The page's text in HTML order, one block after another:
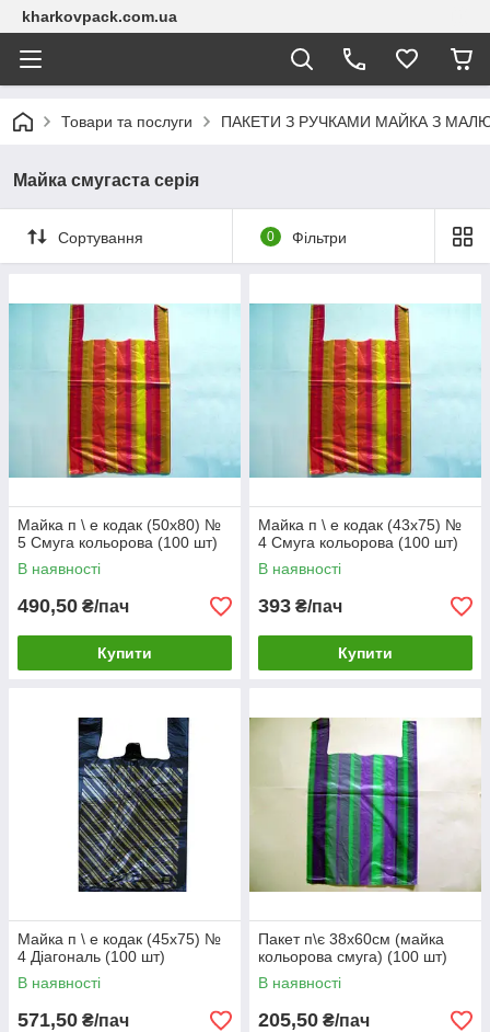
kharkovpack.com.ua
Товари та послуги ПАКЕТИ З РУЧКАМИ МАЙКА З
Майка смугаста серія
Сортування 0 Фільтри
Майка п \ е кодак (50х80) №
5 Смуга кольорова (100 шт)
В наявності
490,50 ₴/пач
Купити
Майка п \ е кодак (43х75) №
4 Смуга кольорова (100 шт)
В наявності
393 ₴/пач
Купити
Майка п \ е кодак (45х75) №
4 Діагональ (100 шт)
В наявності
571,50 ₴/пач
Пакет п\є 38х60см (майка
кольорова смуга) (100 шт)
В наявності
205,50 ₴/пач